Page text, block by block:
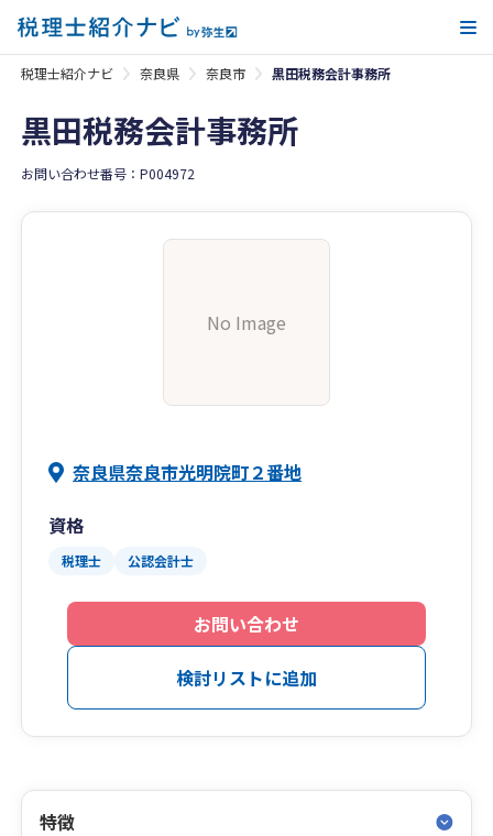
税理士紹介ナビ 奈良県 奈良市 黒田税務会計事務所
黒田税務会計事務所
お問い合わせ番号：P004972
No Image
奈良県奈良市光明院町２番地
資格
税理士 公認会計士
お問い合わせ
検討リストに追加
特徴